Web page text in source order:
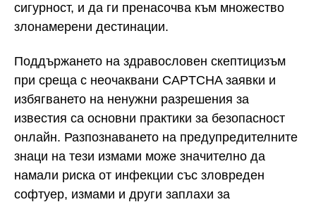
сигурност, и да ги пренасочва към множество
злонамерени дестинации.
Поддържането на здравословен скептицизъм
при среща с неочаквани CAPTCHA заявки и
избягването на ненужни разрешения за
известия са основни практики за безопасност
онлайн. Разпознаването на предупредителните
знаци на тези измами може значително да
намали риска от инфекции със зловреден
софтуер, измами и други заплахи за